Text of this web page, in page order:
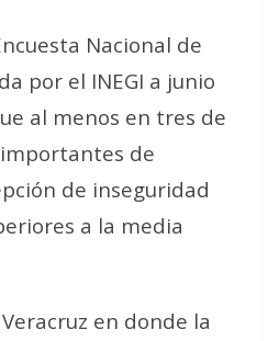
Nacional de
por el INEGI a junio
al menos en tres de
de
de inseguridad
a la media
en donde la